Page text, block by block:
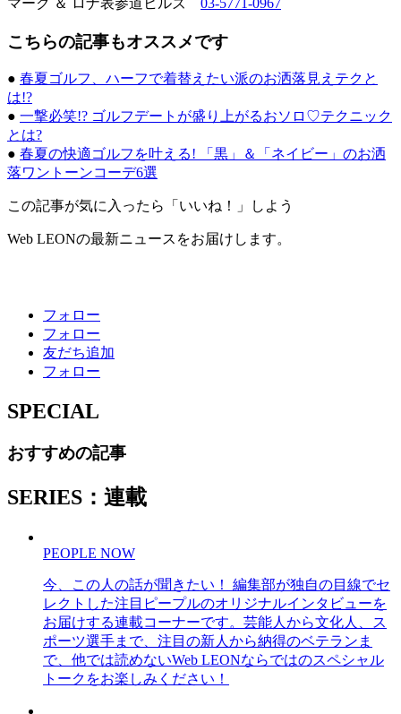
こちらの記事もオススメです
● 春夏ゴルフ、ハーフで着替えたい派のお洒落見えテクと
は!?
● 一撃必笑!? ゴルフデートが盛り上がるおソロ♡テクニック
とは?
● 春夏の快適ゴルフを叶える! 「黒」＆「ネイビー」のお洒
落ワントーンコーデ6選
この記事が気に入ったら「いいね！」しよう
Web LEONの最新ニュースをお届けします。
フォロー
フォロー
友だち追加
フォロー
SPECIAL
おすすめの記事
SERIES：連載
PEOPLE NOW
今、この人の話が聞きたい！ 編集部が独自の目線でセ
レクトした注目ピープルのオリジナルインタビューを
お届けする連載コーナーです。芸能人から文化人、ス
ポーツ選手まで、注目の新人から納得のベテランま
で、他では読めないWeb LEONならではのスペシャル
トークをお楽しみください！